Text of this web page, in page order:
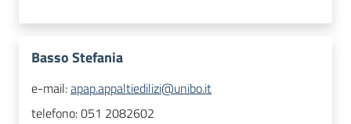
Basso Stefania
e-mail:apap.appaltiedilizi@unibo.it
telefono:051 2082602